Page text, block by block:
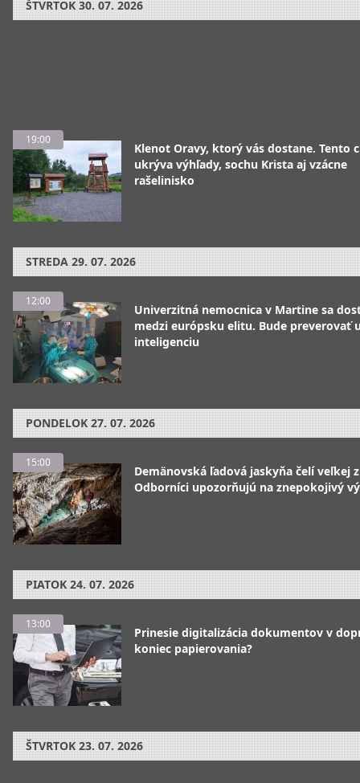
ŠTVRTOK 30. 07. 2026
19:00
Klenot Oravy, ktorý vás dostane. Tento
ukrýva výhľady, sochu Krista aj vzácne
rašelinisko
STREDA 29. 07. 2026
12:00
Univerzitná nemocnica v Martine sa
medzi európsku elitu. Bude preverovať
inteligenciu
PONDELOK 27. 07. 2026
15:00
Demänovská ľadová jaskyňa čelí veľkej
Odborníci upozorňujú na znepokojivý
PIATOK 24. 07. 2026
13:00
Prinesie digitalizácia dokumentov v
koniec papierovania?
ŠTVRTOK 23. 07. 2026